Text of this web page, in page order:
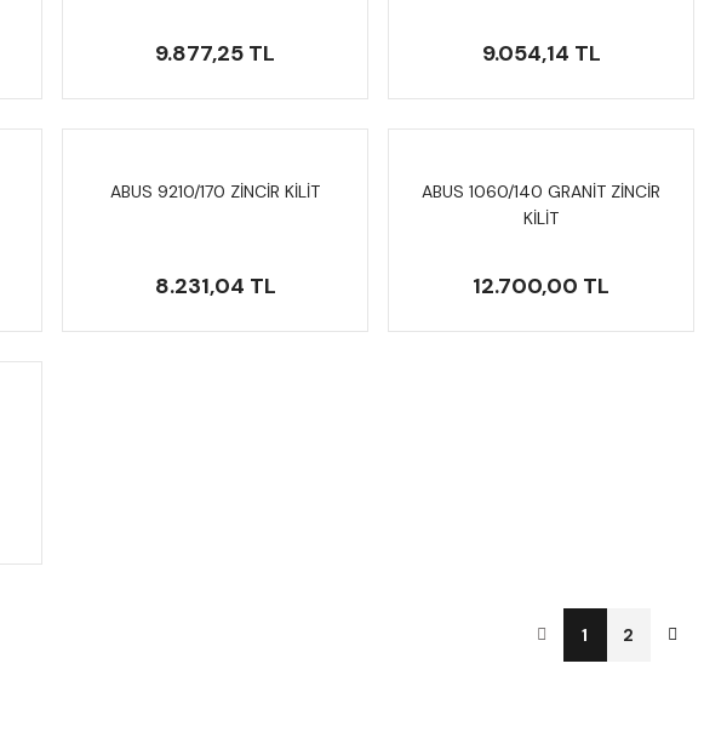
9.877,25 TL 9.054,14 TL
ABUS 9210/170 ZİNCİR KİLİT
8.231,04 TL
ABUS 1060/140 GRANİT ZİNCİR
KİLİT
12.700,00 TL
1 2